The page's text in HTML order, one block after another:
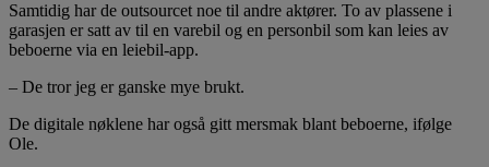
Samtidig har de outsourcet noe til andre aktører. To av plassene i
garasjen er satt av til en varebil og en personbil som kan leies av
beboerne via en leiebil-app.
– De tror jeg er ganske mye brukt.
De digitale nøklene har også gitt mersmak blant beboerne, ifølge
Ole.